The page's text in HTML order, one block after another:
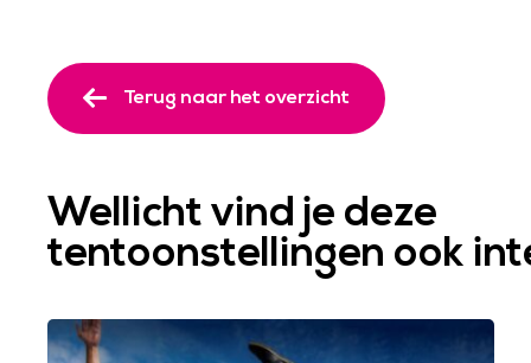
Terug naar het overzicht
Wellicht vind je deze
tentoonstellingen ook